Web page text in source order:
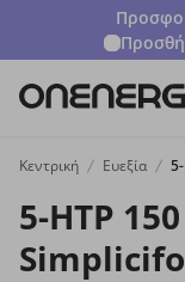
Κεντρική Ευεξία
5-HTP